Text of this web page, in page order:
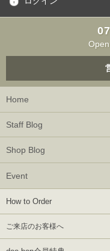
Home
Staff Blog
Shop Blog
Event
How to Order
ご来店のお客様へ